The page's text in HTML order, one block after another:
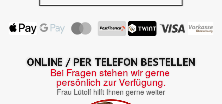
ONLINE / PER TELEFON BESTELLEN
Bei Fragen stehen wir gerne
persönlich zur Verfügung.
Frau Lütolf hilft Ihnen gerne weiter